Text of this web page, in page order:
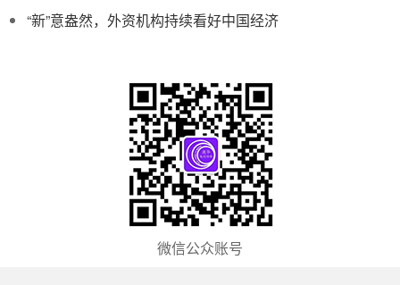
“新”意盎然，外资机构持续看好中国经济
微信公众账号